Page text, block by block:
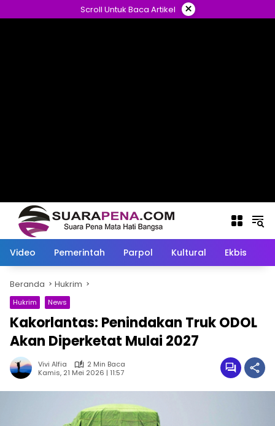
ke
Scroll Untuk Baca Artikel ×
Video Pemerintah Parpol Kultural Ekbis
Beranda Hukrim
Hukrim News
Kakorlantas: Penindakan Truk ODOL
Akan Diperketat Mulai 2027
Vivi Alfia
2 Min Baca
Kamis, 21 Mei 2026 | 11:57